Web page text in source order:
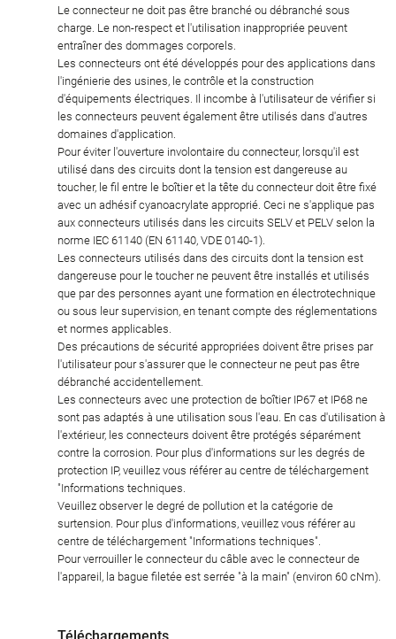
Le connecteur ne doit pas être branché ou débranché sous
charge. Le non-respect et l'utilisation inappropriée peuvent
entraîner des dommages corporels.
Les connecteurs ont été développés pour des applications dans
l'ingénierie des usines, le contrôle et la construction
d'équipements électriques. Il incombe à l'utilisateur de vérifier si
les connecteurs peuvent également être utilisés dans d'autres
domaines d'application.
Pour éviter l'ouverture involontaire du connecteur, lorsqu'il est
utilisé dans des circuits dont la tension est dangereuse au
toucher, le fil entre le boîtier et la tête du connecteur doit être fixé
avec un adhésif cyanoacrylate approprié. Ceci ne s'applique pas
aux connecteurs utilisés dans les circuits SELV et PELV selon la
norme IEC 61140 (EN 61140, VDE 0140-1).
Les connecteurs utilisés dans des circuits dont la tension est
dangereuse pour le toucher ne peuvent être installés et utilisés
que par des personnes ayant une formation en électrotechnique
ou sous leur supervision, en tenant compte des réglementations
et normes applicables.
Des précautions de sécurité appropriées doivent être prises par
l'utilisateur pour s'assurer que le connecteur ne peut pas être
débranché accidentellement.
Les connecteurs avec une protection de boîtier IP67 et IP68 ne
sont pas adaptés à une utilisation sous l'eau. En cas d'utilisation à
l'extérieur, les connecteurs doivent être protégés séparément
contre la corrosion. Pour plus d'informations sur les degrés de
protection IP, veuillez vous référer au centre de téléchargement
"Informations techniques.
Veuillez observer le degré de pollution et la catégorie de
surtension. Pour plus d'informations, veuillez vous référer au
centre de téléchargement "Informations techniques".
Pour verrouiller le connecteur du câble avec le connecteur de
l'appareil, la bague filetée est serrée "à la main" (environ 60 cNm).